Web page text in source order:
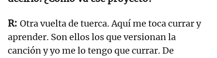
Otra vuelta de tuerca. Aquí me toca currar y
aprender. Son ellos los que versionan la
canción y yo me lo tengo que currar. De